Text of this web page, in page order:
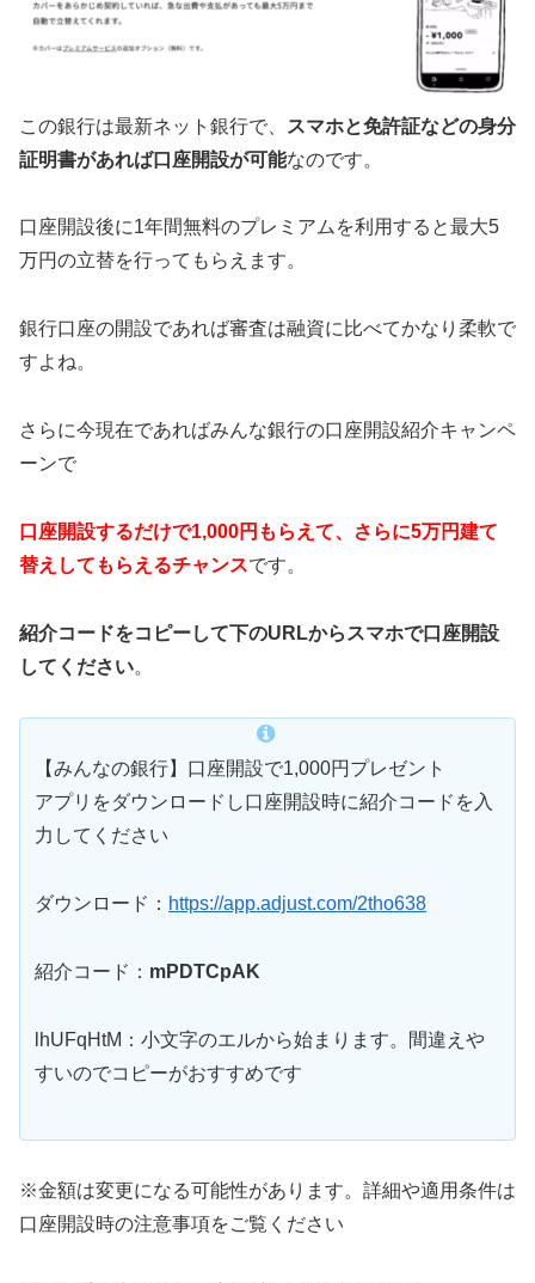
この銀行は最新ネット銀行で、
スマホと免許証などの身分
証明書があれば口座開設が可能なのです。
口座開設後に1年間無料のプレミアムを利用すると最大5
万円の立替を行ってもらえます。
銀行口座の開設であれば審査は融資に比べてかなり柔軟で
すよね。
さらに今現在であればみんな銀行の口座開設紹介キャンペ
ーンで
口座開設するだけで1,000円もらえて、さらに5万円建て
替えしてもらえるチャンスです。
紹介コードをコピーして下のURLからスマホで口座開設
してください。
【みんなの銀行】口座開設で1,000円プレゼント
アプリをダウンロードし口座開設時に紹介コードを入
力してください
ダウンロード： https://app.adjust.com/2tho638
紹介コード： mPDTCpAK
lhUFqHtM：小文字のエルから始まります。間違えや
すいのでコピーがおすすめです
※金額は変更になる可能性があります。詳細や適用条件は
口座開設時の注意事項をご覧ください